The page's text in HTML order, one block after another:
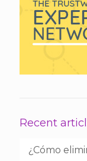
Recent
¿Cómo